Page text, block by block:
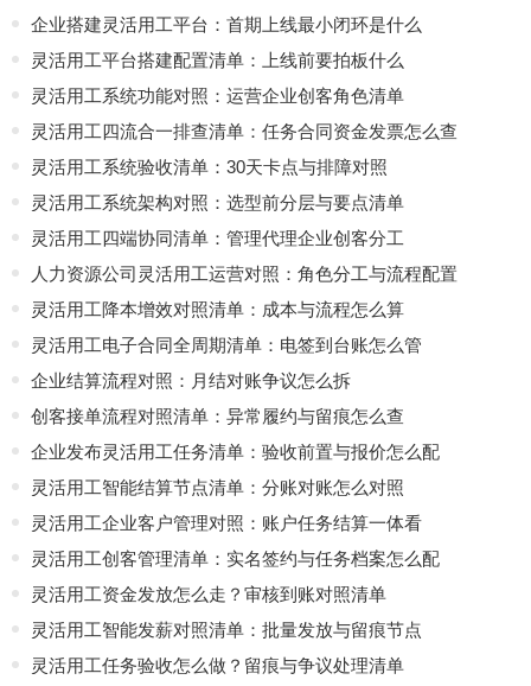
企业搭建灵活用工平台：首期上线最小闭环是什么
灵活用工平台搭建配置清单：上线前要拍板什么
灵活用工系统功能对照：运营企业创客角色清单
灵活用工四流合一排查清单：任务合同资金发票怎么查
灵活用工系统验收清单：30天卡点与排障对照
灵活用工系统架构对照：选型前分层与要点清单
灵活用工四端协同清单：管理代理企业创客分工
人力资源公司灵活用工运营对照：角色分工与流程配置
灵活用工降本增效对照清单：成本与流程怎么算
灵活用工电子合同全周期清单：电签到台账怎么管
企业结算流程对照：月结对账争议怎么拆
创客接单流程对照清单：异常履约与留痕怎么查
企业发布灵活用工任务清单：验收前置与报价怎么配
灵活用工智能结算节点清单：分账对账怎么对照
灵活用工企业客户管理对照：账户任务结算一体看
灵活用工创客管理清单：实名签约与任务档案怎么配
灵活用工资金发放怎么走？审核到账对照清单
灵活用工智能发薪对照清单：批量发放与留痕节点
灵活用工任务验收怎么做？留痕与争议处理清单